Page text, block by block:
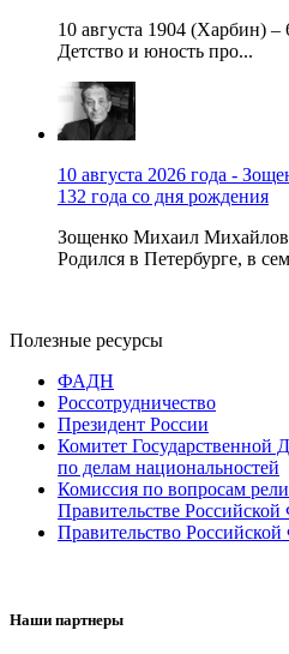
10 августа 1904 (Харбин)
Детство и юность про...
10 августа 2026 года -
132 года со дня рождения
Зощенко Михаил
Родился в Петербурге, в
Полезные ресурсы
ФАДН
Россотрудничество
Президент России
Комитет Государственной
по делам национальностей
Комиссия по вопросам
Правительстве
Правительство
Наши партнеры